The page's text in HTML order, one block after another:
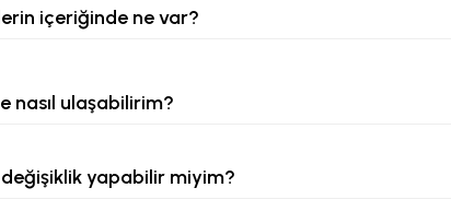
içeriğinde ne var?
nasıl ulaşabilirim?
yapabilir miyim?